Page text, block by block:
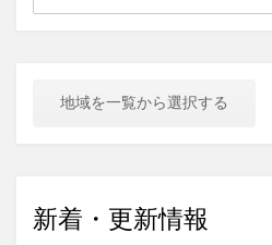
地域を一覧から選択する
新着・更新情報